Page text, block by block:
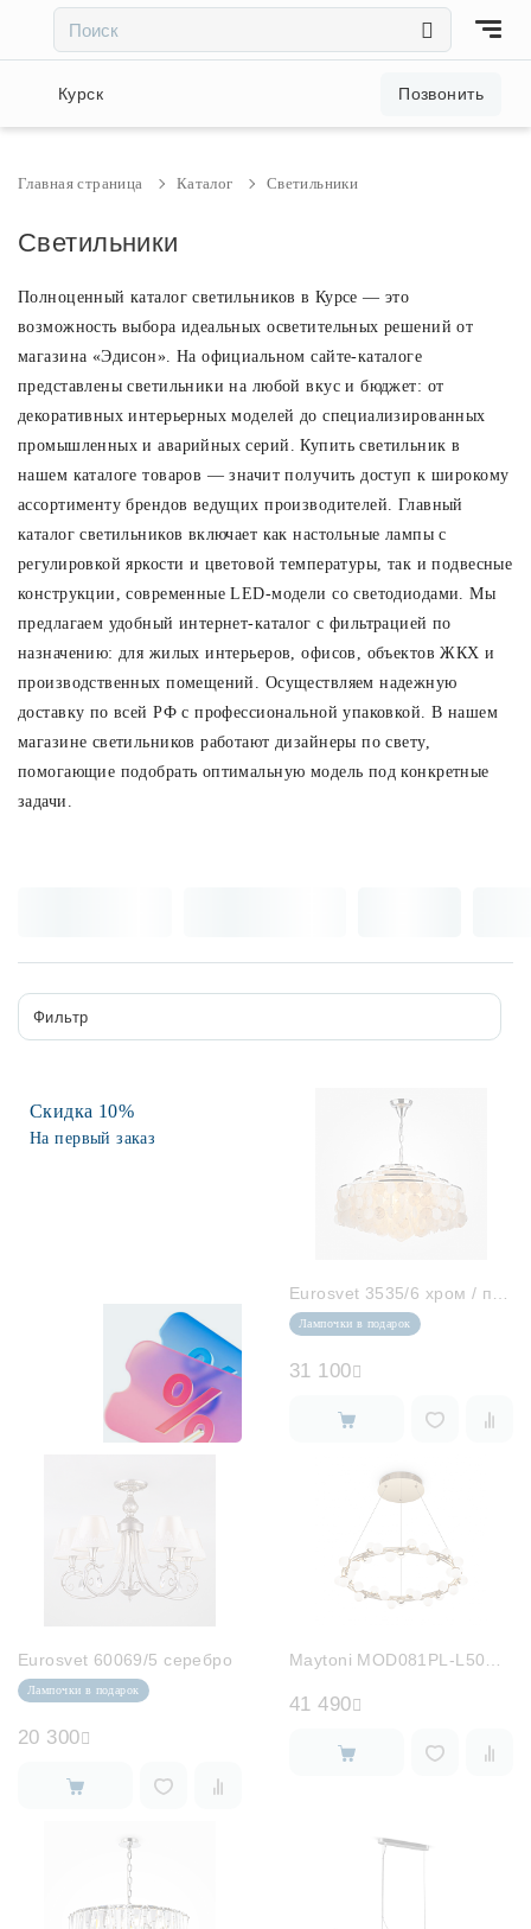
Акции и скидки
Светильники
Бра
Торшеры
Трековые системы
Уличное освещение
Розетки и выключатели
Комплектующие
Частые вопросы
База знаний
Курск Позвонить
Главная страница Каталог Светильники
Светильники
Полноценный каталог светильников в Курсе — это
возможность выбора идеальных осветительных решений от
магазина «Эдисон». На официальном сайте-каталоге
представлены светильники на любой вкус и бюджет: от
декоративных интерьерных моделей до специализированных
промышленных и аварийных серий. Купить светильник в
нашем каталоге товаров — значит получить доступ к широкому
ассортименту брендов ведущих производителей. Главный
каталог светильников включает как настольные лампы с
регулировкой яркости и цветовой температуры, так и подвесные
конструкции, современные LED-модели со светодиодами. Мы
предлагаем удобный интернет-каталог с фильтрацией по
назначению: для жилых интерьеров, офисов, объектов ЖКХ и
производственных помещений. Осуществляем надежную
доставку по всей РФ с профессиональной упаковкой. В нашем
магазине светильников работают дизайнеры по свету,
помогающие подобрать оптимальную модель под конкретные
задачи.
Фильтр
Скидка 10%
На первый заказ
Лампочки в подарок
31 100
Eurosvet 60069/5 серебро
Лампочки в подарок
20 300
41 490
××